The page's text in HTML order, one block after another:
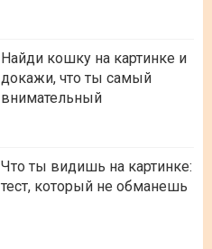
Найди кошку на картинке и
докажи, что ты самый
внимательный
Что ты видишь на картинке:
тест, который не обманешь